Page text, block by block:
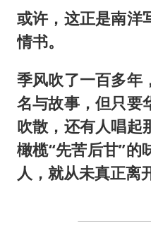
或许，这正是南洋
情书。
季风吹了一百多年
名与故事，但只要
吹散，还有人唱起
橄榄“先苦后甘”的
人，就从未真正离